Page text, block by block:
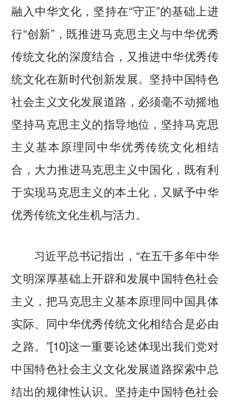
融入中华文化，坚持在“守正”的基础上进
行“创新”，既推进马克思主义与中华优秀
传统文化的深度结合，又推进中华优秀传
统文化在新时代创新发展。坚持中国特色
社会主义文化发展道路，必须毫不动摇地
坚持马克思主义的指导地位，坚持马克思
主义基本原理同中华优秀传统文化相结
合，大力推进马克思主义中国化，既有利
于实现马克思主义的本土化，又赋予中华
优秀传统文化生机与活力。
习近平总书记指出，“在五千多年中华
文明深厚基础上开辟和发展中国特色社会
主义，把马克思主义基本原理同中国具体
实际、同中华优秀传统文化相结合是必由
之路。”[10]这一重要论述体现出我们党对
中国特色社会主义文化发展道路探索中总
结出的规律性认识。坚持走中国特色社会